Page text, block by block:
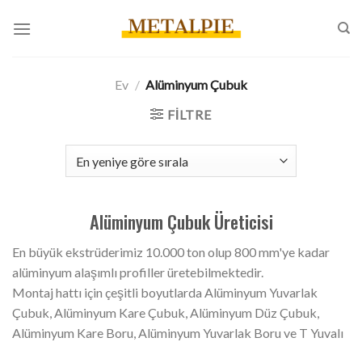
atla
Ev / Alüminyum Çubuk
FILTRE
Alüminyum Çubuk Üreticisi
En büyük ekstrüderimiz 10.000 ton olup 800 mm'ye kadar
alüminyum alaşımlı profiller üretebilmektedir.
Montaj hattı için çeşitli boyutlarda Alüminyum Yuvarlak
Çubuk, Alüminyum Kare Çubuk, Alüminyum Düz Çubuk,
Alüminyum Kare Boru, Alüminyum Yuvarlak Boru ve T Yuvalı